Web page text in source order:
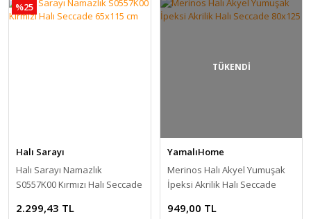
%25
Halı Sarayı
Halı Sarayı Namazlık
S0557K00 Kırmızı Halı Seccade
2.299,43 TL
TÜKENDİ
YamalıHome
Merinos Halı Akyel Yumuşak
İpeksi Akrilik Halı Seccade
949,00 TL